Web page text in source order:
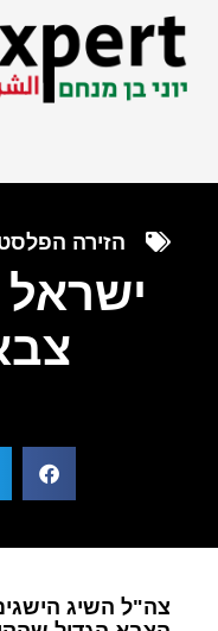
הזירה
צה"ל השיג